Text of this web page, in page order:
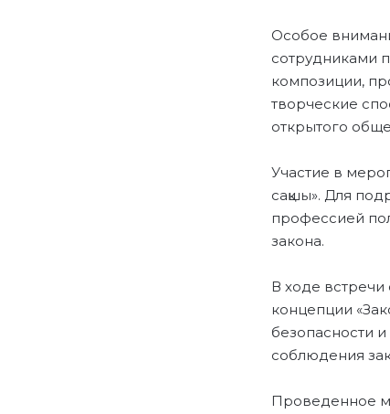
Особое
сотрудниками
композиции,
творческие
открытого
Участие в
сақшы». Для
профессией
закона.
В ходе
концепции
безопасности
соблюдения
Проведенное